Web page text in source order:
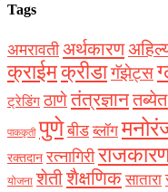
Tags
अमरावती अर्थकारण
क्राईमक्रीडागॅझेट्स
ट्रेडिंग ठाणेतंत्रज्ञान
पाककृती पुणे बीड ब्लॉग
रक्‍तदान रत्नागिरी
योजना शेतीशैक्षणिक सातारा